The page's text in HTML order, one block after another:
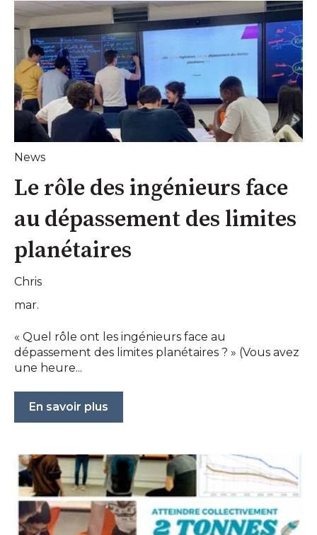
News
Le rôle des ingénieurs face
au dépassement des limites
planétaires
Chris
mar.
« Quel rôle ont les ingénieurs face au
dépassement des limites planétaires ? » (Vous avez
une heure...
En savoir plus